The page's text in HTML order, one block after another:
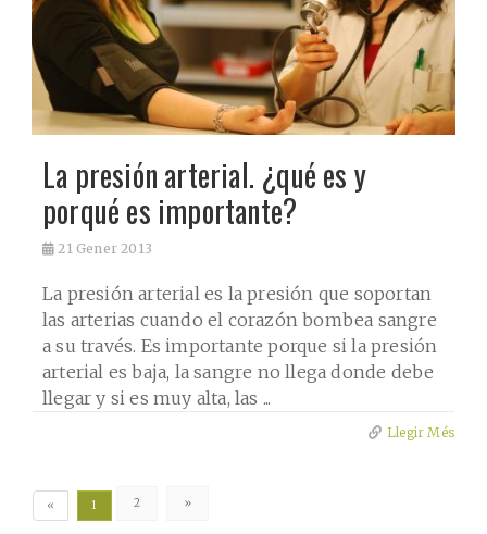
La presión arterial. ¿qué es y
porqué es importante?
21 Gener 2013
La presión arterial es la presión que soportan
las arterias cuando el corazón bombea sangre
a su través. Es importante porque si la presión
arterial es baja, la sangre no llega donde debe
llegar y si es muy alta, las ...
Llegir Més
« 1 2 »